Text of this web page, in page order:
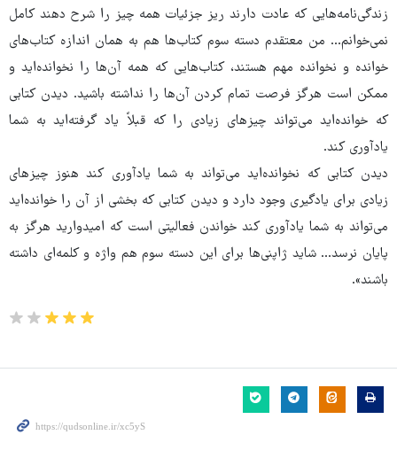
زندگی‌نامه‌هایی که عادت دارند ریز جزئیات همه چیز را شرح دهند کامل
نمی‌خوانم... من معتقدم دسته سوم کتاب‌ها هم به همان اندازه کتاب‌های
خوانده و نخوانده مهم هستند، کتاب‌هایی که همه آن‌ها را نخوانده‌اید و
ممکن است هرگز فرصت تمام کردن آن‌ها را نداشته باشید. دیدن کتابی
که خوانده‌اید می‌تواند چیزهای زیادی را که قبلاً یاد گرفته‌اید به شما
یادآوری کند.
دیدن کتابی که نخوانده‌اید می‌تواند به شما یادآوری کند هنوز چیزهای
زیادی برای یادگیری وجود دارد و دیدن کتابی که بخشی از آن را خوانده‌اید
می‌تواند به شما یادآوری کند خواندن فعالیتی است که امیدوارید هرگز به
پایان نرسد... شاید ژاپنی‌ها برای این دسته سوم هم واژه و کلمه‌ای داشته
باشند».